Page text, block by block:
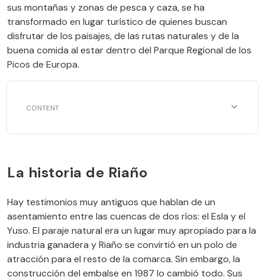
sus montañas y zonas de pesca y caza, se ha
transformado en lugar turístico de quienes buscan
disfrutar de los paisajes, de las rutas naturales y de la
buena comida al estar dentro del Parque Regional de los
Picos de Europa.
La historia de Riaño
Hay testimonios muy antiguos que hablan de un
asentamiento entre las cuencas de dos ríos: el Esla y el
Yuso. El paraje natural era un lugar muy apropiado para la
industria ganadera y Riaño se convirtió en un polo de
atracción para el resto de la comarca. Sin embargo, la
construcción del embalse en 1987 lo cambió todo. Sus